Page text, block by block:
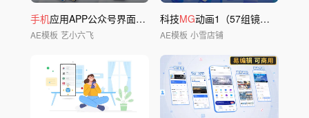
手机应用APP公众号界面小程序展示
AE模板 艺小六飞
科技MG动画1（57组镜头）
AE模板 小雪店铺